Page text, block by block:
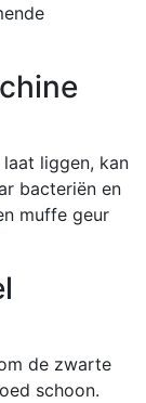
liggen, kan
bacteriën en
muffe geur
de zwarte
schoon.